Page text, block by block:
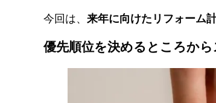
今回は、 来年に向けたリフォーム
優先順位を決めるところから